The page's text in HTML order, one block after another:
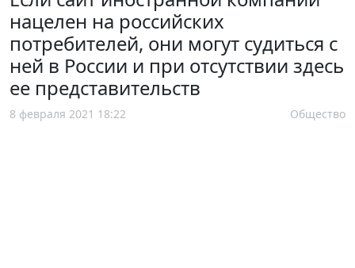
нацелен на российских
потребителей, они могут судиться с
ней в России и при отсутствии здесь
ее представительств
8 февраля 2021 18:22 Общество